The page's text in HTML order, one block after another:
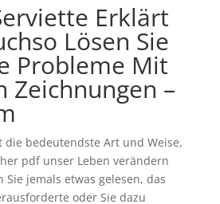
Erklärt
Lösen Sie
Probleme Mit
Zeichnungen –
die bedeutendste Art und Weise,
pdf unser Leben verändern
jemals etwas gelesen, das
oder Sie dazu